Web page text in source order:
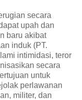
secara
upah dan
baru akibat
induk (PT.
intimidasi, teror
secara
untuk
perlawanan
militer, dan